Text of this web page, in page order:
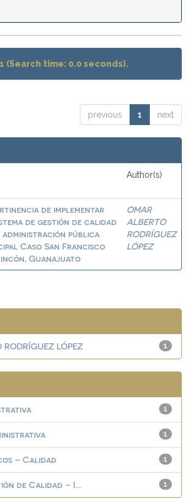
(Search time: 0.0 seconds).
previous 1 next
Author(s)
de implementar
de gestión de calidad
administración pública
Caso San Francisco
Guanajuato
OMAR
ALBERTO
RODRÍGUEZ
LÓPEZ
1
RODRÍGUEZ LÓPEZ
1
1
1
– Calidad
1
de Calidad – I...